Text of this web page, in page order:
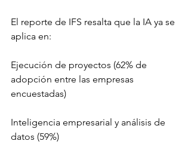
El reporte de IFS resalta que la IA ya se
aplica en:
Ejecución de proyectos (62% de
adopción entre las empresas
encuestadas)
Inteligencia empresarial y análisis de
datos (59%)